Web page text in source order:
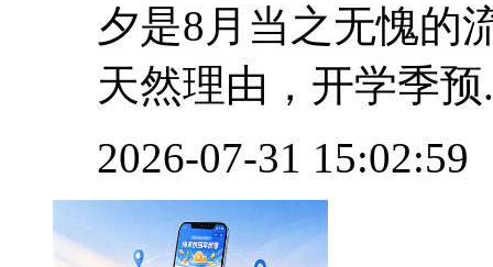
夕是8月当之无愧的
天然理由，开学季预
2026-07-31 15:02:59